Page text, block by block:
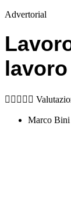
Advertorial
    
Marco Bini